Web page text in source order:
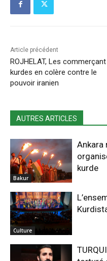
Article précédent
ROJHELAT, Les commerçant
kurdes en colère contre le
pouvoir iranien
AUTRES ARTICLES
Bakur
Ankara
kurde
Culture